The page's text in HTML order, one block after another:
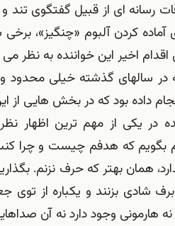
رسانه ای از قبیل گفتگوی تند
آماده کردن آلبوم «چنگیز»،
اقدام اخیر این خواننده به نظر
سالهای گذشته خیلی محدود و
داده بود که در بخش هایی
در یکی از مهم ترین
بگویم که هدفم چیست و چرا
همان بهتر که حرف نزنم.
شادی بزنند و یکباره از توی
هارمونی وجود دارد نه آن